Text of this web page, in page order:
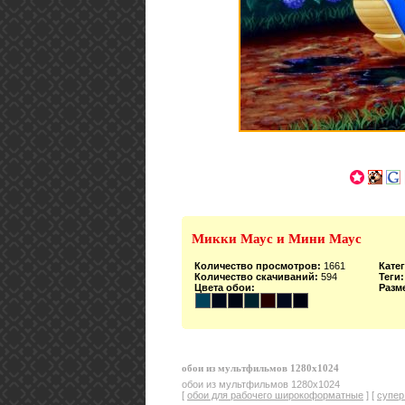
Микки Маус и Мини Маус
Количество просмотров: 1661
Количество скачиваний: 594
Цвета обои:
Теги:
обои из мультфильмов 1280x1024
обои из мультфильмов 1280x1024
[ обои для рабочего широкоформатные ] [